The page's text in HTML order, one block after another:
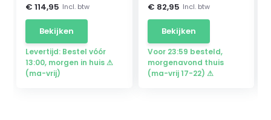
€ 114,95 Incl. btw
Bekijken
Levertijd: Bestel vóór
13:00, morgen in huis ⚠
(ma-vrij)
€ 82,95 Incl. btw
Bekijken
Voor 23:59 besteld,
morgenavond thuis
(ma-vrij 17-22) ⚠